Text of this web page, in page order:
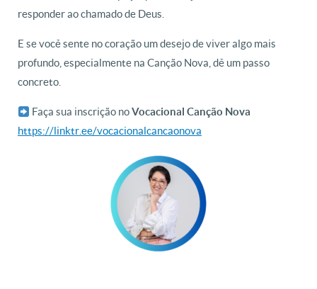
responder ao chamado de Deus.
E se você sente no coração um desejo de viver algo mais
profundo, especialmente na Canção Nova , dê um passo
concreto.
Faça sua inscrição noVocacional Canção Nova
https://linktr.ee/vocacionalcancaonova